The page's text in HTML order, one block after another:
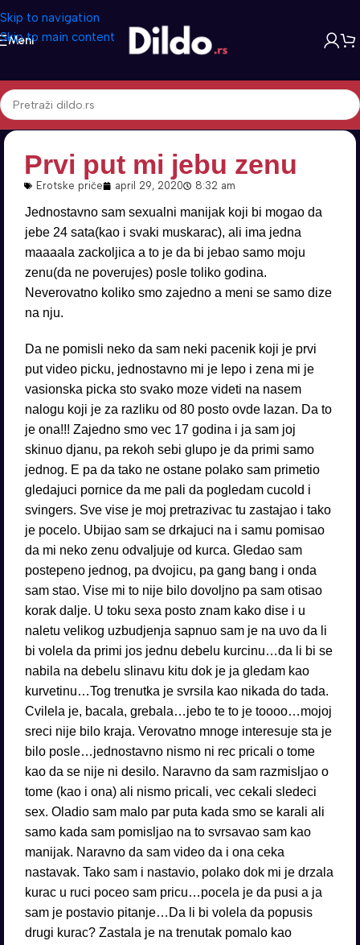
Skip to navigation
Skip to main content
Meni
Prvi put mi jebu zenu
Erotske priče april 29, 2020 8:32 am
Jednostavno sam sexualni manijak koji bi mogao da
jebe 24 sata(kao i svaki muskarac), ali ima jedna
maaaala zackoljica a to je da bi jebao samo moju
zenu(da ne poverujes) posle toliko godina.
Neverovatno koliko smo zajedno a meni se samo dize
na nju.
Da ne pomisli neko da sam neki pacenik koji je prvi
put video picku, jednostavno mi je lepo i zena mi je
vasionska picka sto svako moze videti na nasem
nalogu koji je za razliku od 80 posto ovde lazan. Da to
je ona!!! Zajedno smo vec 17 godina i ja sam joj
skinuo djanu, pa rekoh sebi glupo je da primi samo
jednog. E pa da tako ne ostane polako sam primetio
gledajuci pornice da me pali da pogledam cucold i
svingers. Sve vise je moj pretrazivac tu zastajao i tako
je pocelo. Ubijao sam se drkajuci na i samu pomisao
da mi neko zenu odvaljuje od kurca. Gledao sam
postepeno jednog, pa dvojicu, pa gang bang i onda
sam stao. Vise mi to nije bilo dovoljno pa sam otisao
korak dalje. U toku sexa posto znam kako dise i u
naletu velikog uzbudjenja sapnuo sam je na uvo da li
bi volela da primi jos jednu debelu kurcinu…da li bi se
nabila na debelu slinavu kitu dok je ja gledam kao
kurvetinu…Tog trenutka je svrsila kao nikada do tada.
Cvilela je, bacala, grebala…jebo te to je toooo…mojoj
sreci nije bilo kraja. Verovatno mnoge interesuje sta je
bilo posle…jednostavno nismo ni rec pricali o tome
kao da se nije ni desilo. Naravno da sam razmisljao o
tome (kao i ona) ali nismo pricali, vec cekali sledeci
sex. Oladio sam malo par puta kada smo se karali ali
samo kada sam pomisljao na to svrsavao sam kao
manijak. Naravno da sam video da i ona ceka
nastavak. Tako sam i nastavio, polako dok mi je drzala
kurac u ruci poceo sam pricu…pocela je da pusi a ja
sam je postavio pitanje…Da li bi volela da popusis
drugi kurac? Zastala je na trenutak pomalo kao